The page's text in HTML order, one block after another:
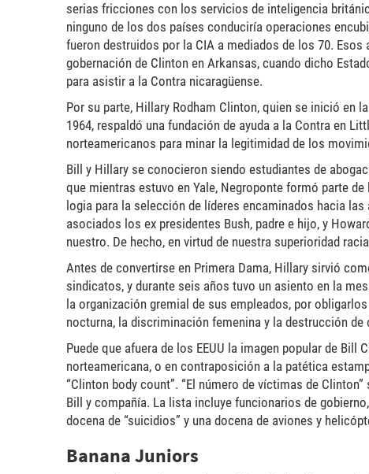
serias fricciones con los servicios de inteligencia
ninguno de los dos países conduciría operaciones
fueron destruidos por la CIA a mediados de los 70.
gobernación de Clinton en Arkansas, cuando dicho
para asistir a la Contra nicaragüense.
Por su parte, Hillary Rodham Clinton, quien se inició en
1964, respaldó una fundación de ayuda a la Contra en
norteamericanos para minar la legitimidad de los
Bill y Hillary se conocieron siendo estudiantes de
que mientras estuvo en Yale, Negroponte formó parte
logia para la selección de líderes encaminados hacia
asociados los ex presidentes Bush, padre e hijo, y
nuestro. De hecho, en virtud de nuestra superioridad
Antes de convertirse en Primera Dama, Hillary sirvió
sindicatos, y durante seis años tuvo un asiento en la
la organización gremial de sus empleados, por
nocturna, la discriminación femenina y la destrucción de
Puede que afuera de los EEUU la imagen popular de
norteamericana, o en contraposición a la patética
“Clinton body count”. “El número de víctimas de
Bill y compañía. La lista incluye funcionarios de
docena de “suicidios” y una docena de aviones y
Banana Juniors